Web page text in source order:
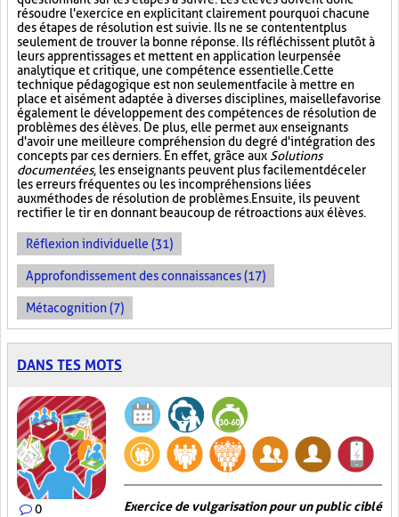
résoudre l'exercice en explicitant clairement pourquoi chacune
des étapes de résolution est suivie. Ils ne se contentent plus
seulement de trouver la bonne réponse. Ils réfléchissent plutôt à
leurs apprentissages et mettent en application leur pensée
analytique et critique, une compétence essentielle. Cette
technique pédagogique est non seulement facile à mettre en
place et aisément adaptée à diverses disciplines, mais elle favorise
également le développement des compétences de résolution de
problèmes des élèves. De plus, elle permet aux enseignants
d'avoir une meilleure compréhension du degré d'intégration des
concepts par ces derniers. En effet, grâce aux Solutions
documentées, les enseignants peuvent plus facilement déceler
les erreurs fréquentes ou les incompréhensions liées
aux méthodes de résolution de problèmes. Ensuite, ils peuvent
rectifier le tir en donnant beaucoup de rétroactions aux élèves.
Réflexion individuelle (31)
Approfondissement des connaissances (17)
Métacognition (7)
DANS TES MOTS
0 Exercice de vulgarisation pour un public ciblé